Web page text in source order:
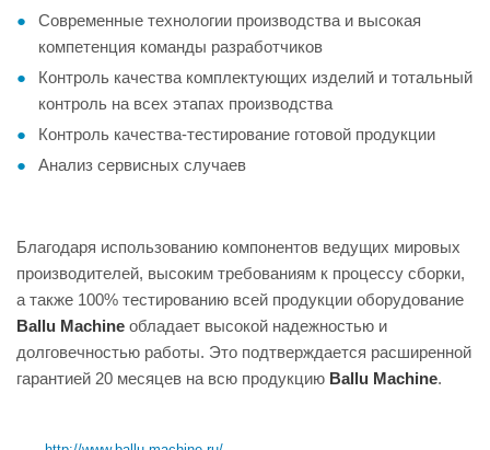
Современные технологии производства и высокая
компетенция команды разработчиков
Контроль качества комплектующих изделий и тотальный
контроль на всех этапах производства
Контроль качества-тестирование готовой продукции
Анализ сервисных случаев
Благодаря использованию компонентов ведущих мировых
производителей, высоким требованиям к процессу сборки,
а также 100% тестированию всей продукции оборудование
Ballu Machine обладает высокой надежностью и
долговечностью работы. Это подтверждается расширенной
гарантией 20 месяцев на всю продукцию Ballu Machine.